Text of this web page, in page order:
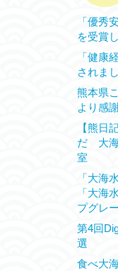
「優秀
を受賞
「健康
されま
熊本県
より感
【熊日
だ 大海
室
「大海
「大海
プグレ
第4回
選
食べ大